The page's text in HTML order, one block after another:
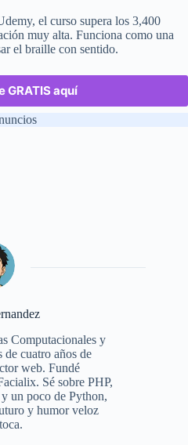
el curso supera los 3,400
muy alta. Funciona como una
el braille con sentido.
GRATIS aquí
Computacionales y
de cuatro años de
web. Fundé
Sé sobre PHP,
un poco de Python,
y humor veloz